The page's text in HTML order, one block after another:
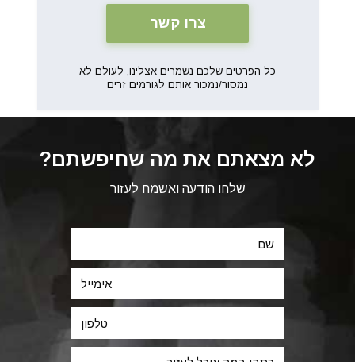
כל הפרטים שלכם נשמרים אצלינו, לעולם לא
נמסור/נמכור אותם לגורמים זרים
לא מצאתם את מה שחיפשתם?
שלחו הודעה ואשמח לעזור